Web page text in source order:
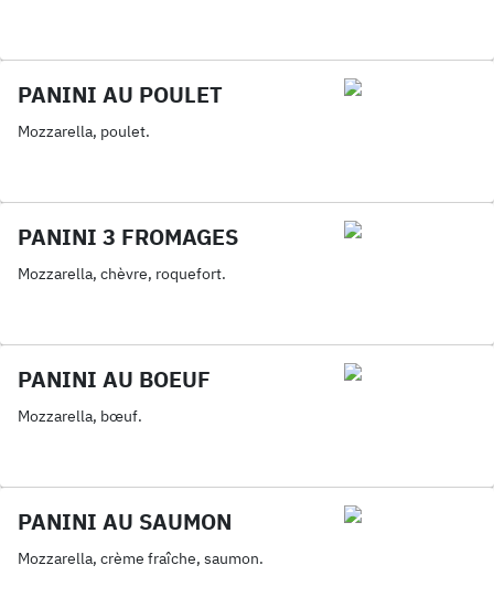
PANINI AU POULET
Mozzarella, poulet.
PANINI 3 FROMAGES
Mozzarella, chèvre, roquefort.
PANINI AU BOEUF
Mozzarella, bœuf.
PANINI AU SAUMON
Mozzarella, crème fraîche, saumon.